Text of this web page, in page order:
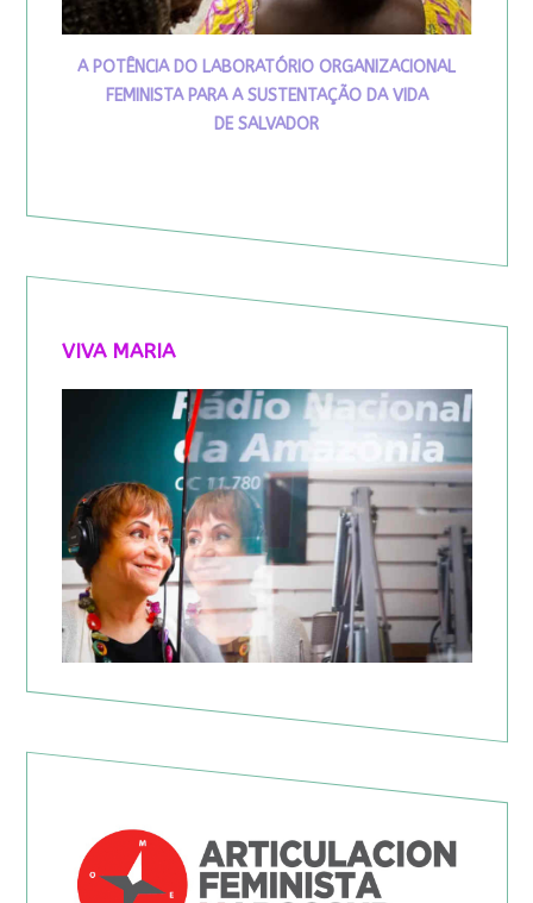
A POTÊNCIA DO LABORATÓRIO ORGANIZACIONAL
FEMINISTA PARA A SUSTENTAÇÃO DA VIDA
DE SALVADOR
VIVA MARIA